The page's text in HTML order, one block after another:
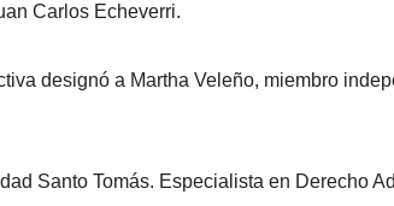
Carlos Echeverri.
designó a Martha Veleño, miembro
Santo Tomás. Especialista en Derecho